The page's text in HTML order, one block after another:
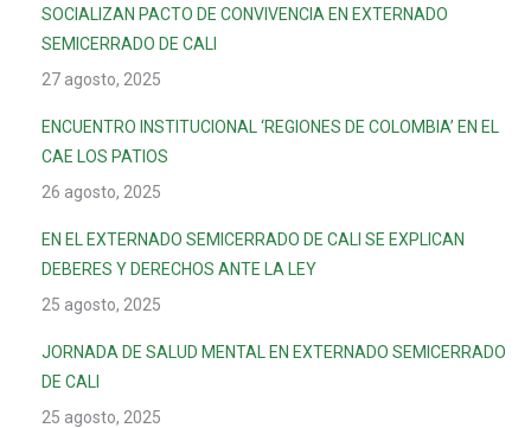
SOCIALIZAN PACTO DE CONVIVENCIA EN EXTERNADO
SEMICERRADO DE CALI
27 agosto, 2025
ENCUENTRO INSTITUCIONAL ‘REGIONES DE COLOMBIA’ EN EL
CAE LOS PATIOS
26 agosto, 2025
EN EL EXTERNADO SEMICERRADO DE CALI SE EXPLICAN
DEBERES Y DERECHOS ANTE LA LEY
25 agosto, 2025
JORNADA DE SALUD MENTAL EN EXTERNADO SEMICERRADO
DE CALI
25 agosto, 2025